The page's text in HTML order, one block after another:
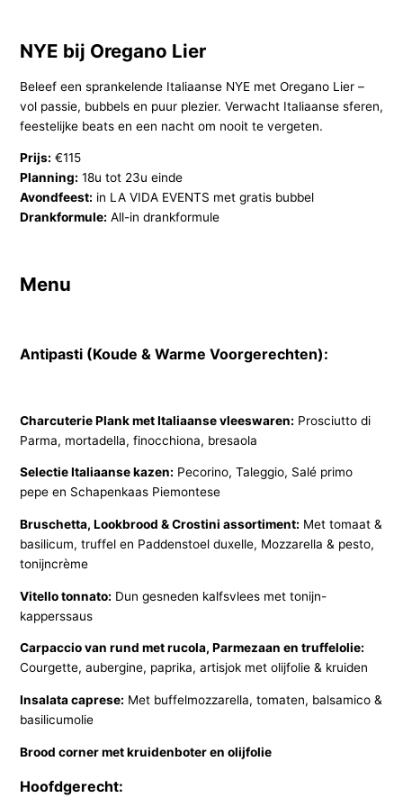
NYE bij Oregano Lier
Beleef een sprankelende Italiaanse NYE met Oregano Lier –
vol passie, bubbels en puur plezier. Verwacht Italiaanse sferen,
feestelijke beats en een nacht om nooit te vergeten.
Prijs: €115
Planning: 18u tot 23u einde
Avondfeest: in LA VIDA EVENTS met gratis bubbel
Drankformule: All-in drankformule
Menu
Antipasti (Koude & Warme Voorgerechten):
Charcuterie Plank met Italiaanse vleeswaren: Prosciutto di
Parma, mortadella, finocchiona, bresaola
Selectie Italiaanse kazen: Pecorino, Taleggio, Salé primo
pepe en Schapenkaas Piemontese
Bruschetta, Lookbrood & Crostini assortiment: Met tomaat &
basilicum, truffel en Paddenstoel duxelle, Mozzarella & pesto,
tonijncrème
Vitello tonnato: Dun gesneden kalfsvlees met tonijn-
kapperssaus
Carpaccio van rund met rucola, Parmezaan en truffelolie:
Courgette, aubergine, paprika, artisjok met olijfolie & kruiden
Insalata caprese: Met buffelmozzarella, tomaten, balsamico &
basilicumolie
Brood corner met kruidenboter en olijfolie
Hoofdgerecht: